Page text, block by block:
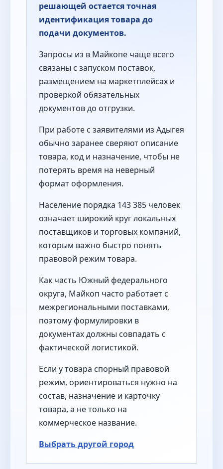
решающей остается точная
идентификация товара до
подачи документов.
Запросы из в Майкопе чаще всего
связаны с запуском поставок,
размещением на маркетплейсах и
проверкой обязательных
документов до отгрузки.
При работе с заявителями из Адыгея
обычно заранее сверяют описание
товара, код и назначение, чтобы не
потерять время на неверный
формат оформления.
Население порядка 143 385 человек
означает широкий круг локальных
поставщиков и торговых компаний,
которым важно быстро понять
правовой режим товара.
Как часть Южный федерального
округа, Майкоп часто работает с
межрегиональными поставками,
поэтому формулировки в
документах должны совпадать с
фактической логистикой.
Если у товара спорный правовой
режим, ориентироваться нужно на
состав, назначение и карточку
товара, а не только на
коммерческое название.
Выбрать другой город